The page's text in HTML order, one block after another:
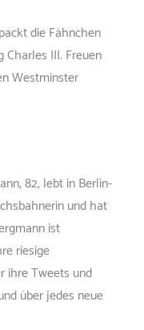
die Fähnchen
III. Freuen
Westminster
82, lebt in Berlin-
und hat
ist
riesige
ihre Tweets und
über jedes neue